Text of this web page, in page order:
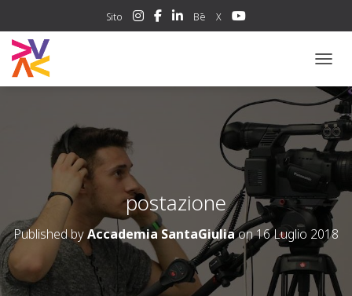
Sito Bē X
postazione
Published byAccademia SantaGiuliaon16 Luglio 2018